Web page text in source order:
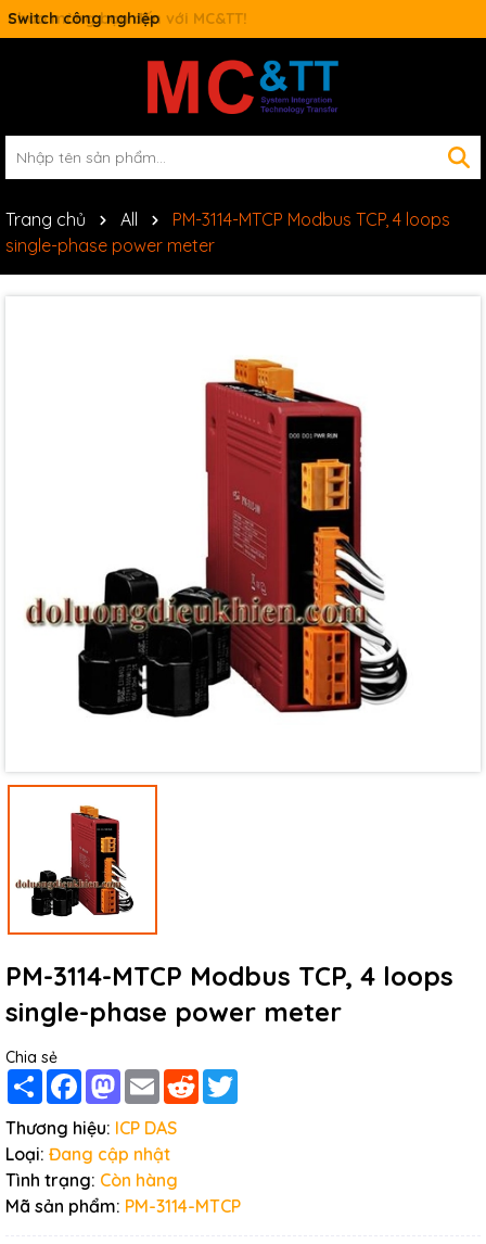
Switch công nghiệp
Trang chủ All
PM-3114-MTCP Modbus TCP, 4 loops
single-phase power meter
PM-3114-MTCP Modbus TCP, 4 loops
single-phase power meter
Chia sẻ
Share FacebookMastodon
Email Reddit
Thương hiệu: ICP DAS
Loại: Đang cập nhật
Tình trạng: Còn hàng
Mã sản phẩm: PM-3114-MTCP
Mã giảm giá:
Ngày hết hạn: